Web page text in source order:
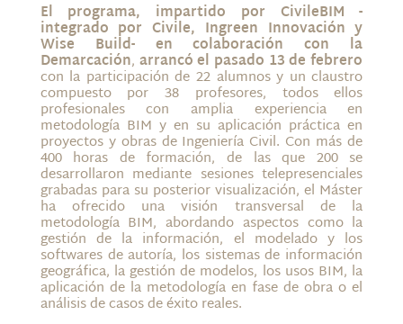
El programa, impartido por CivileBIM -
integrado por Civile, Ingreen Innovación y
Wise Build- en colaboración con la
Demarcación, arrancó el pasado 13 de febrero
con la participación de 22 alumnos y un claustro
compuesto por 38 profesores, todos ellos
profesionales con amplia experiencia en
metodología BIM y en su aplicación práctica en
proyectos y obras de Ingeniería Civil. Con más de
400 horas de formación, de las que 200 se
desarrollaron mediante sesiones telepresenciales
grabadas para su posterior visualización, el Máster
ha ofrecido una visión transversal de la
metodología BIM, abordando aspectos como la
gestión de la información, el modelado y los
softwares de autoría, los sistemas de información
geográfica, la gestión de modelos, los usos BIM, la
aplicación de la metodología en fase de obra o el
análisis de casos de éxito reales.